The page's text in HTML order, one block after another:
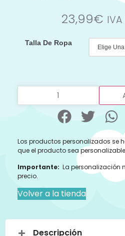
23,99€
Talla De Ropa
Los productos personalizados se
que el producto sea
Importante: La personalización
precio.
Volver a la tienda
Descripción